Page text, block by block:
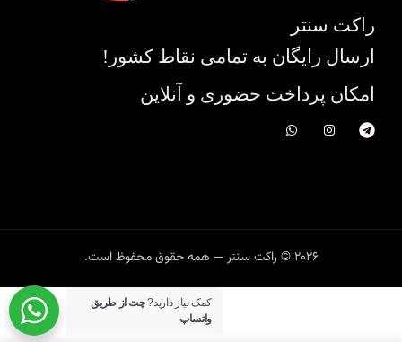
راکت سنتر
ارسال رایگان به تمامی نقاط کشور!
امکان پرداخت حضوری و آنلاین
2026 © راکت سنتر — همه حقوق محفوظ است.
کمک نیاز دارید?چت از طریق
واتساپ